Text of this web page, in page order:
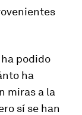
podido
ha
miras a la
sí se han